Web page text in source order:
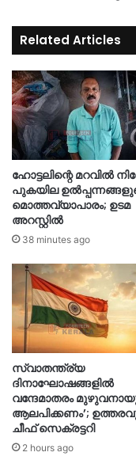
Related Articles
ഹോട്ടലിന്റെ മറവിൽ
പുകയില
മൊത്തവ്യാപാരം; ഉടമ
അറസ്റ്റിൽ
38 minutes ago
സ്വാതന്ത്ര്യ
ദിനാഘോഷങ്ങളിൽ
വന്ദേമാതരം
ആലപിക്കണം’;
ചീഫ് സെക്രട്ടറി
2 hours ago